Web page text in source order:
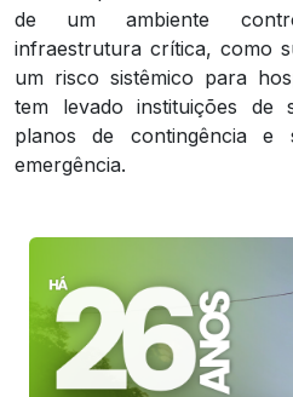
de um ambiente
infraestrutura crítica, como
um risco sistêmico para
tem levado instituições de
planos de contingência e
emergência.